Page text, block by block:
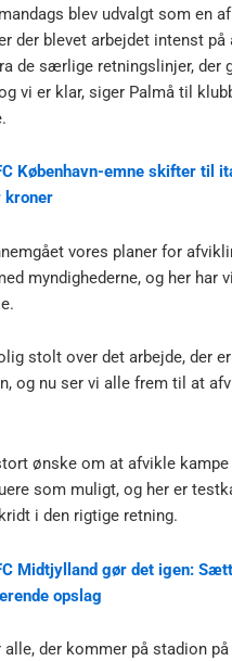
blev udvalgt som en
der blevet arbejdet intenst på
de særlige retningslinjer, der
vi er klar, siger Palmå til
København-emne skifter til
kroner
vores planer for
myndighederne, og her har
stolt over det arbejde, der
og nu ser vi alle frem til at
ønske om at afvikle kampe
som muligt, og her er
i den rigtige retning.
Midtjylland gør det igen:
opslag
alle, der kommer på stadion